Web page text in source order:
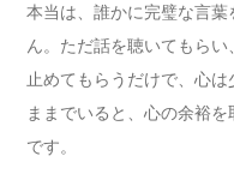
本当は、誰かに完璧な言
ん。ただ話を聴いてもら
止めてもらうだけで、心
ままでいると、心の余裕
です。